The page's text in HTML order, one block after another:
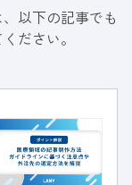
以下の記事でも
ださい。